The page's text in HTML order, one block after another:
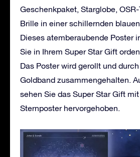
Geschenkpaket, Starglobe,
Brille in einer schillernden
Dieses atemberaubende Poster
Sie in Ihrem Super Star Gift
Das Poster wird gerollt und
Goldband zusammengehalten.
sehen Sie das Super Star Gift
Sternposter hervorgehoben.